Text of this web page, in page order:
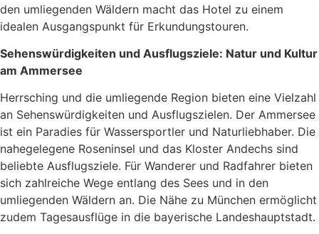
den umliegenden Wäldern macht das Hotel zu einem
idealen Ausgangspunkt für Erkundungstouren.
Sehenswürdigkeiten und Ausflugsziele: Natur und Kultur
am Ammersee
Herrsching und die umliegende Region bieten eine Vielzahl
an Sehenswürdigkeiten und Ausflugszielen. Der Ammersee
ist ein Paradies für Wassersportler und Naturliebhaber. Die
nahegelegene Roseninsel und das Kloster Andechs sind
beliebte Ausflugsziele. Für Wanderer und Radfahrer bieten
sich zahlreiche Wege entlang des Sees und in den
umliegenden Wäldern an. Die Nähe zu München ermöglicht
zudem Tagesausflüge in die bayerische Landeshauptstadt.